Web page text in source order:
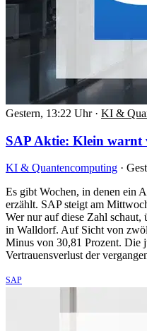
Gestern, 13:22 Uhr · KI &
SAP Aktie: Klein
KI & Quantencomputing ·
Es gibt Wochen, in denen ein
erzählt. SAP steigt am
Wer nur auf diese Zahl
in Walldorf. Auf Sicht von
Minus von 30,81 Prozent. Die
Vertrauensverlust der
SAP